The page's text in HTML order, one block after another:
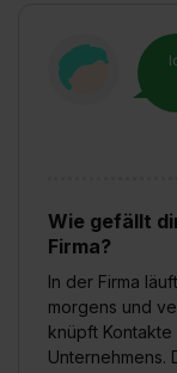
Wie gefällt
Firma?
In der Firma
morgens und
knüpft
Unternehmens.